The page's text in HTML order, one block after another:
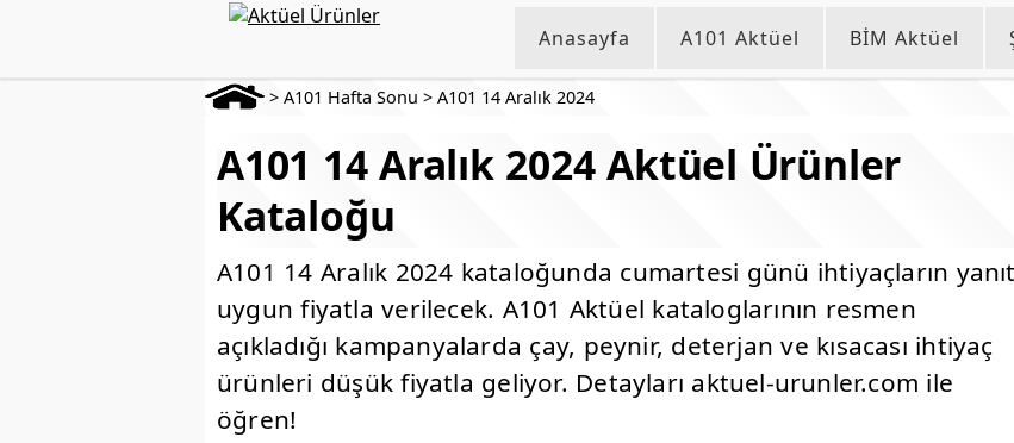
Anasayfa A101 Aktüel BİM Aktüel
> A101 Hafta Sonu > A101 14 Aralık 2024
A101 14 Aralık 2024 Aktüel Ürünler
Kataloğu
A101 14 Aralık 2024 kataloğunda cumartesi günü ihtiyaçların
uygun fiyatla verilecek. A101 Aktüel kataloglarının resmen
açıkladığı kampanyalarda çay, peynir, deterjan ve kısacası ihtiyaç
ürünleri düşük fiyatla geliyor. Detayları aktuel-urunler.com ile
öğren!